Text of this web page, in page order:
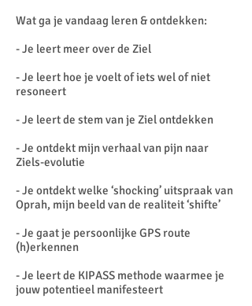
Wat ga je vandaag leren & ontdekken:
- Je leert meer over de Ziel
- Je leert hoe je voelt of iets wel of niet
resoneert
- Je leert de stem van je Ziel ontdekken
- Je ontdekt mijn verhaal van pijn naar
Ziels-evolutie
- Je ontdekt welke ‘shocking’ uitspraak van
Oprah, mijn beeld van de realiteit ‘shifte’
- Je gaat je persoonlijke GPS route
(h)erkennen
- Je leert de KIPASS methode waarmee je
jouw potentieel manifesteert